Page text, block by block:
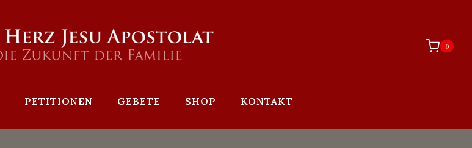
0
PETITIONEN GEBETE SHOP KONTAKT